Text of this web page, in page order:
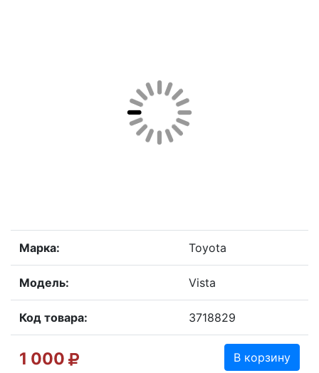
Марка: Toyota
Модель: Vista
Код товара: 3718829
1 000 В корзину